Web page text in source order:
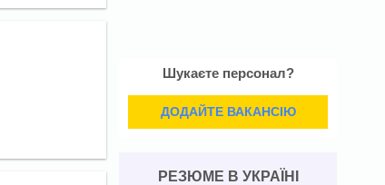
Шукаєте персонал?
ДОДАЙТЕ ВАКАНСІЮ
РЕЗЮМЕ В УКРАЇНІ